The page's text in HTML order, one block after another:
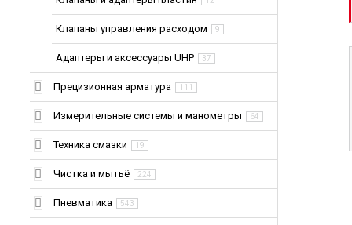
Клапаны управления расходом 9
Адаптеры и аксессуары UHP 37
Прецизионная арматура 111
Измерительные системы и манометры 64
Техника смазки 19
Чистка и мытьё 224
Пневматика 543
Шланг для отсоса и
абразивных
сыпучих пищевых
WINDSTAR PU,
WINDSTAR PUAS